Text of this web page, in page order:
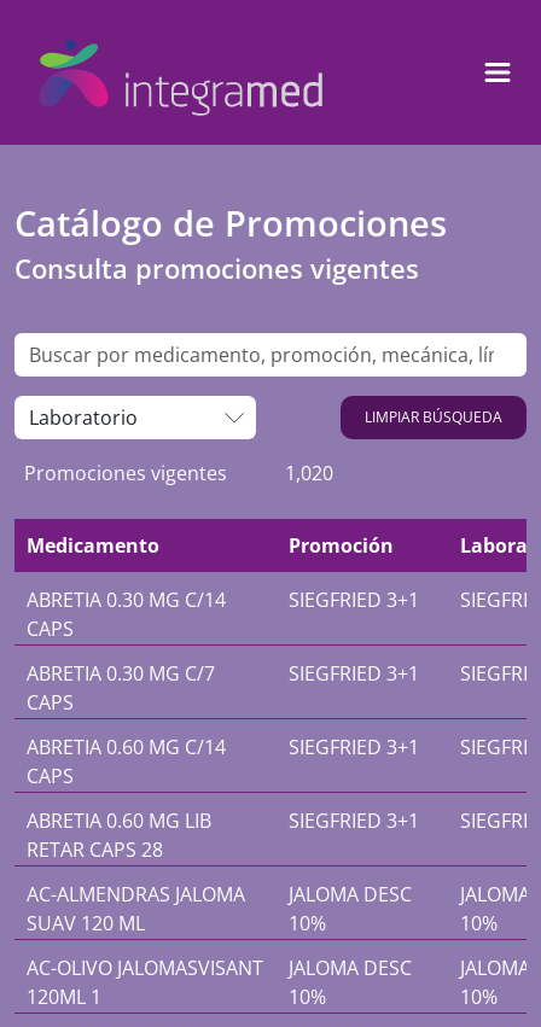
Catálogo de Promociones
Consulta promociones vigentes
LIMPIAR BÚSQUEDA
Promociones vigentes 1,020
Medicamento Promoción
ABRETIA 0.30 MG C/14
CAPS
SIEGFRIED 3+1
ABRETIA 0.30 MG C/7
CAPS
SIEGFRIED 3+1
ABRETIA 0.60 MG C/14
CAPS
SIEGFRIED 3+1
ABRETIA 0.60 MG LIB
RETAR CAPS 28
SIEGFRIED 3+1
AC-ALMENDRAS JALOMA
SUAV 120 ML
JALOMA DESC
10%
JALOMA
10%
AC-OLIVO JALOMASVISANT
120ML 1
JALOMA DESC
10%
JALOMA
10%